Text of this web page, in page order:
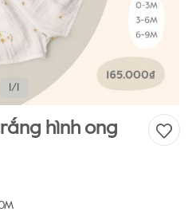
1/1
hình ong